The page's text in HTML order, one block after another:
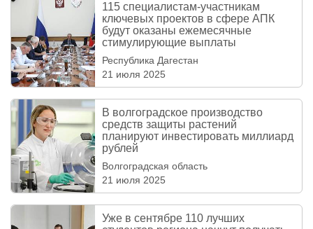
115 специалистам-участникам
ключевых проектов в сфере АПК
будут оказаны ежемесячные
стимулирующие выплаты
Республика Дагестан
21 июля 2025
В волгоградское производство
средств защиты растений
планируют инвестировать миллиард
рублей
Волгоградская область
21 июля 2025
Уже в сентябре 110 лучших